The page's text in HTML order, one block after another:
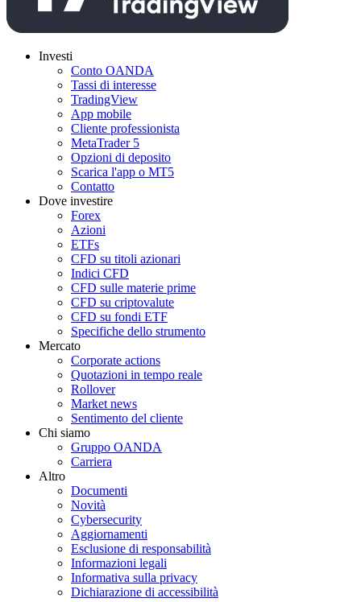
Investi
Conto OANDA
Tassi di interesse
TradingView
App mobile
Cliente professionista
MetaTrader 5
Opzioni di deposito
Scarica l'app o MT5
Contatto
Dove investire
Forex
Azioni
ETFs
CFD su titoli azionari
Indici CFD
CFD sulle materie prime
CFD su criptovalute
CFD su fondi ETF
Specifiche dello strumento
Mercato
Corporate actions
Quotazioni in tempo reale
Rollover
Market news
Sentimento del cliente
Chi siamo
Gruppo OANDA
Carriera
Altro
Documenti
Novità
Cybersecurity
Aggiornamenti
Esclusione di responsabilità
Informazioni legali
Informativa sulla privacy
Dichiarazione di accessibilità